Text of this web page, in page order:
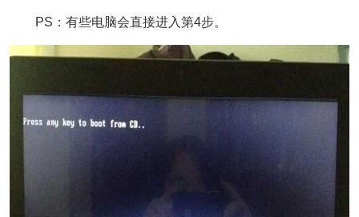
PS：有些电脑会直接进入第4步。